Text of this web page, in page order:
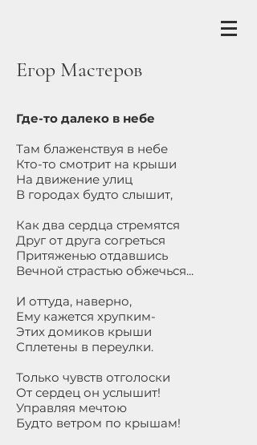
Егор Мастеров
Где-то далеко в небе
Там блаженствуя в небе
Кто-то смотрит на крыши
На движение улиц
В городах будто слышит,
Как два сердца стремятся
Друг от друга согреться
Притяженью отдавшись
Вечной страстью обжечься...
И оттуда, наверно,
Ему кажется хрупким-
Этих домиков крыши
Сплетены в переулки.
Только чувств отголоски
От сердец он услышит!
Управляя мечтою
Будто ветром по крышам!